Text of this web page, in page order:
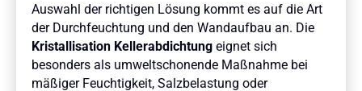
Auswahl der richtigen Lösung kommt es auf die Art
der Durchfeuchtung und den Wandaufbau an. Die
Kristallisation Kellerabdichtung eignet sich
besonders als umweltschonende Maßnahme bei
mäßiger Feuchtigkeit, Salzbelastung oder